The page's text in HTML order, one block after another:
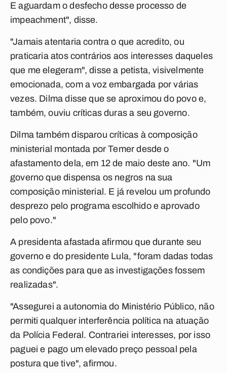
E aguardam o desfecho desse processo de
impeachment", disse.
"Jamais atentaria contra o que acredito, ou
praticaria atos contrários aos interesses daqueles
que me elegeram", disse a petista, visivelmente
emocionada, com a voz embargada por várias
vezes. Dilma disse que se aproximou do povo e,
também, ouviu críticas duras a seu governo.
Dilma também disparou críticas à composição
ministerial montada por Temer desde o
afastamento dela, em 12 de maio deste ano. "Um
governo que dispensa os negros na sua
composição ministerial. E já revelou um profundo
desprezo pelo programa escolhido e aprovado
pelo povo."
A presidenta afastada afirmou que durante seu
governo e do presidente Lula, "foram dadas todas
as condições para que as investigações fossem
realizadas".
"Assegurei a autonomia do Ministério Público, não
permiti qualquer interferência política na atuação
da Polícia Federal. Contrariei interesses, por isso
paguei e pago um elevado preço pessoal pela
postura que tive", afirmou.